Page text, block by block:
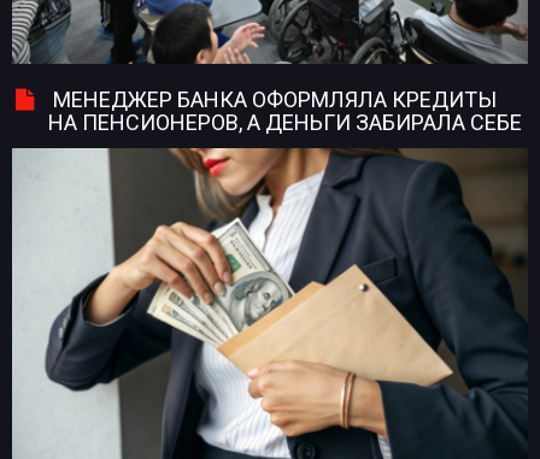
МЕНЕДЖЕР БАНКА ОФОРМЛЯЛА КРЕДИТЫ
НА ПЕНСИОНЕРОВ, А ДЕНЬГИ ЗАБИРАЛА СЕБЕ